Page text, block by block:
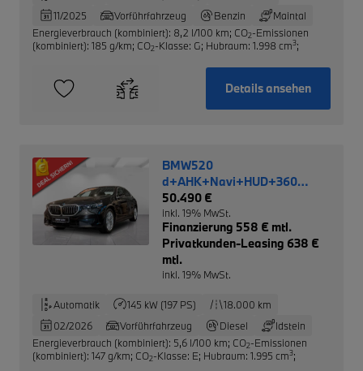
11/2025
Vorführfahrzeug Benzin
Maintal
Energieverbrauch (kombiniert): 8,2 l/100 km; CO2-Emissionen
(kombiniert): 185 g/km; CO2-Klasse: G; Hubraum: 1.998 cm3;
Details ansehen
BMW520
d+AHK+Navi+HUD+360
Kamera+Leder NP 73.510,-
50.490 €
inkl. 19% MwSt.
Finanzierung 558 € mtl.
Privatkunden-Leasing 638 €
mtl.
inkl. 19% MwSt.
Automatik 145 kW (197 PS)
18.000 km
02/2026
Vorführfahrzeug Diesel
Idstein
Energieverbrauch (kombiniert): 5,6 l/100 km; CO2-Emissionen
(kombiniert): 147 g/km; CO2-Klasse: E; Hubraum: 1.995 cm3;